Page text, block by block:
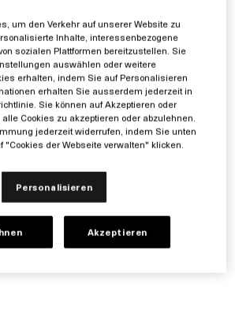
um den Verkehr auf unserer Website zu
Inhalte, interessenbezogene
sozialen Plattformen bereitzustellen. Sie
auswählen oder weitere
erhalten, indem Sie auf Personalisieren
erhalten Sie ausserdem jederzeit in
Sie können auf Akzeptieren oder
Cookies zu akzeptieren oder abzulehnen.
jederzeit widerrufen, indem Sie unten
"Cookies der Webseite verwalten" klicken.
Personalisieren
Akzeptieren